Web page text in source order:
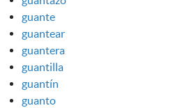
guante
guantear
guantera
guantilla
guantín
guanto